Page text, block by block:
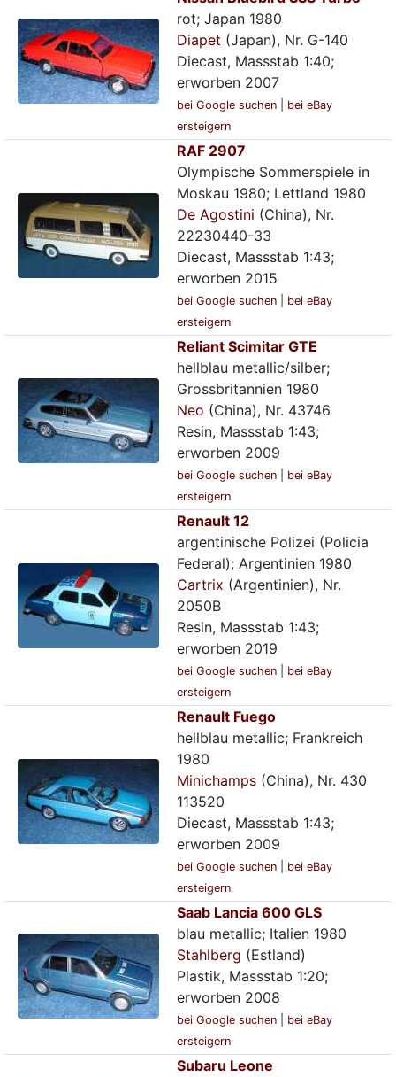
rot; Japan 1980
Diapet (Japan), Nr. G-140
Diecast, Massstab 1:40;
erworben 2007
bei Google suchen
bei eBay
ersteigern
RAF 2907
Olympische Sommerspiele in
Moskau 1980; Lettland 1980
De Agostini (China), Nr.
22230440-33
Diecast, Massstab 1:43;
erworben 2015
bei Google suchen
bei eBay
ersteigern
Reliant Scimitar GTE
hellblau metallic/silber;
Grossbritannien 1980
Neo (China), Nr. 43746
Resin, Massstab 1:43;
erworben 2009
bei Google suchen
bei eBay
ersteigern
Renault 12
argentinische Polizei (Policia
Federal); Argentinien 1980
Cartrix (Argentinien), Nr.
2050B
Resin, Massstab 1:43;
erworben 2019
bei Google suchen
bei eBay
ersteigern
Renault Fuego
hellblau metallic; Frankreich
1980
Minichamps (China), Nr. 430
113520
Diecast, Massstab 1:43;
erworben 2009
bei Google suchen
bei eBay
ersteigern
Saab Lancia 600 GLS
blau metallic; Italien 1980
Stahlberg (Estland)
Plastik, Massstab 1:20;
erworben 2008
bei Google suchen
bei eBay
ersteigern
Subaru Leone